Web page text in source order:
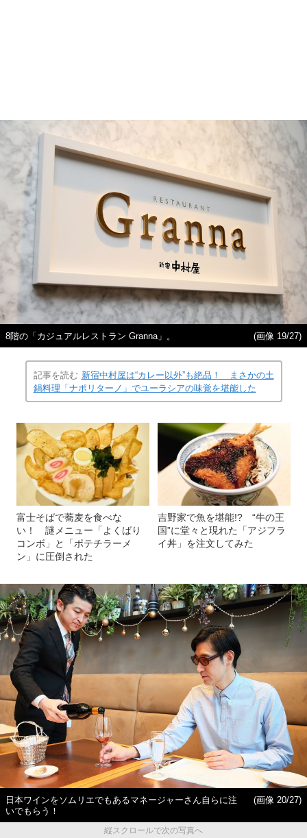
8階の「カジュアルレストラン Granna」。 (画像 19/27)
記事を読む 新宿中村屋は“カレー以外”も絶品！ まさかの土
鍋料理「ナポリターノ」でユーラシアの味覚を堪能した
富士そばで蕎麦を食べな
い！ 謎メニュー「よくばり
コンボ」と「ポテチラーメ
ン」に圧倒された
吉野家で魚を堪能!? “牛の王
国”に堂々と現れた「アジフラ
イ丼」を注文してみた
日本ワインをソムリエでもあるマネージャーさん自らに注
いでもらう！
(画像 20/27)
縦スクロールで次の写真へ